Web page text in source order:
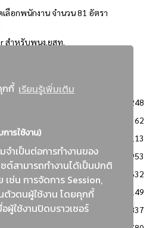
กกี้ เรียนรู้เพิ่มเติม
ารใช้งาน)
จำเป็นต่อการทำงานของ
ซต์สามารถทำงานได้เป็นปกติ
ช่น การจัดการ Session,
วตนผู้ใช้งาน โดยคุกกี้
ผู้ใช้งานปิดบราวเซอร์
ลือกพนักงาน จำนวน 81 อัตรา
สำหรับพนง.ยสท.
3248
2362
2113
1953
ในการจัดซื้อจัดจ้าง
1632
1149
837